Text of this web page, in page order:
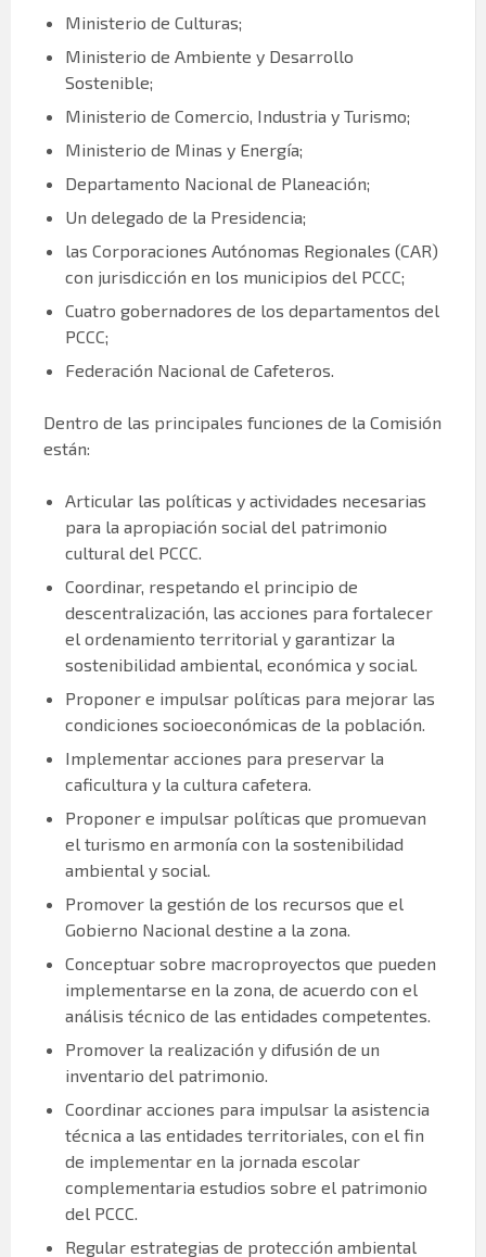
Ministerio de Culturas;
Ministerio de Ambiente y Desarrollo
Sostenible;
Ministerio de Comercio, Industria y Turismo;
Ministerio de Minas y Energía;
Departamento Nacional de Planeación;
Un delegado de la Presidencia;
las Corporaciones Autónomas Regionales (CAR)
con jurisdicción en los municipios del PCCC;
Cuatro gobernadores de los departamentos del
PCCC;
Federación Nacional de Cafeteros.
Dentro de las principales funciones de la Comisión
están:
Articular las políticas y actividades necesarias
para la apropiación social del patrimonio
cultural del PCCC.
Coordinar, respetando el principio de
descentralización, las acciones para fortalecer
el ordenamiento territorial y garantizar la
sostenibilidad ambiental, económica y social.
Proponer e impulsar políticas para mejorar las
condiciones socioeconómicas de la población.
Implementar acciones para preservar la
caficultura y la cultura cafetera.
Proponer e impulsar políticas que promuevan
el turismo en armonía con la sostenibilidad
ambiental y social.
Promover la gestión de los recursos que el
Gobierno Nacional destine a la zona.
Conceptuar sobre macroproyectos que pueden
implementarse en la zona, de acuerdo con el
análisis técnico de las entidades competentes.
Promover la realización y difusión de un
inventario del patrimonio.
Coordinar acciones para impulsar la asistencia
técnica a las entidades territoriales, con el fin
de implementar en la jornada escolar
complementaria estudios sobre el patrimonio
del PCCC.
Regular estrategias de protección ambiental